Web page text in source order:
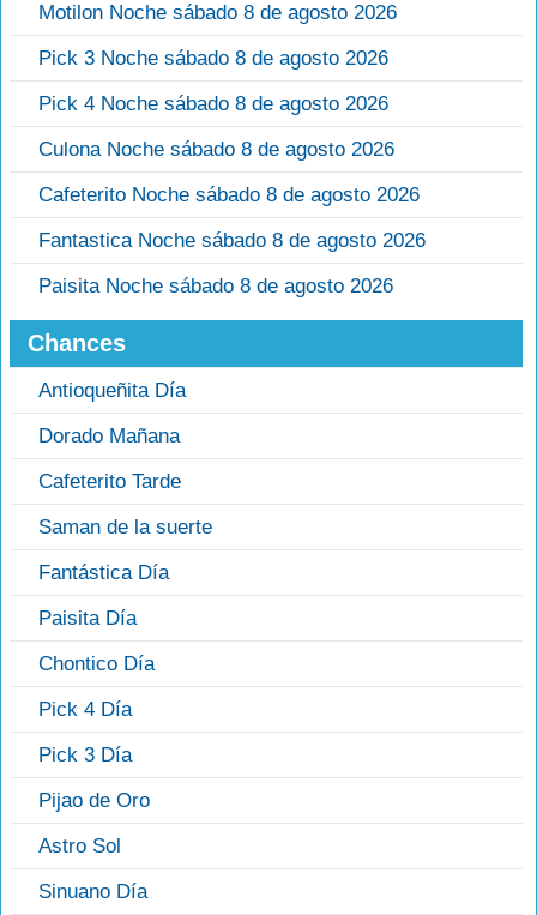
Motilon Noche sábado 8 de agosto 2026
Pick 3 Noche sábado 8 de agosto 2026
Pick 4 Noche sábado 8 de agosto 2026
Culona Noche sábado 8 de agosto 2026
Cafeterito Noche sábado 8 de agosto 2026
Fantastica Noche sábado 8 de agosto 2026
Paisita Noche sábado 8 de agosto 2026
Chances
Antioqueñita Día
Dorado Mañana
Cafeterito Tarde
Saman de la suerte
Fantástica Día
Paisita Día
Chontico Día
Pick 4 Día
Pick 3 Día
Pijao de Oro
Astro Sol
Sinuano Día